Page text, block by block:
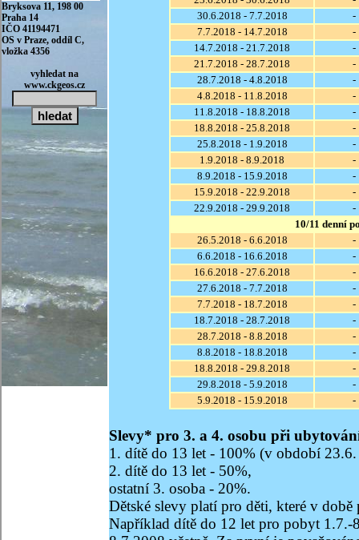
30.6.2018 - 7.7.2018
-
7.7.2018 - 14.7.2018
-
14.7.2018 - 21.7.2018
-
21.7.2018 - 28.7.2018
-
28.7.2018 - 4.8.2018
-
4.8.2018 - 11.8.2018
-
11.8.2018 - 18.8.2018
-
18.8.2018 - 25.8.2018
-
25.8.2018 - 1.9.2018
-
1.9.2018 - 8.9.2018
-
8.9.2018 - 15.9.2018
-
15.9.2018 - 22.9.2018
-
22.9.2018 - 29.9.2018
-
10/11 denní
26.5.2018 - 6.6.2018
-
6.6.2018 - 16.6.2018
-
16.6.2018 - 27.6.2018
-
27.6.2018 - 7.7.2018
-
7.7.2018 - 18.7.2018
-
18.7.2018 - 28.7.2018
-
28.7.2018 - 8.8.2018
-
8.8.2018 - 18.8.2018
-
18.8.2018 - 29.8.2018
-
29.8.2018 - 5.9.2018
-
5.9.2018 - 15.9.2018
-
Slevy* pro 3. a 4. osobu při
1. dítě do 13 let - 100% (v období
2. dítě do 13 let - 50%,
ostatní 3. osoba - 20%.
Dětské slevy platí pro děti, které v
Například dítě do 12 let pro pobyt 1.7.-